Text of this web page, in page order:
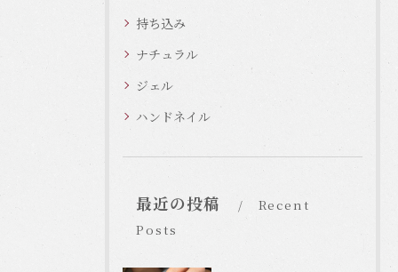
持ち込み
ナチュラル
ジェル
ハンドネイル
最近の投稿
Recent
Posts